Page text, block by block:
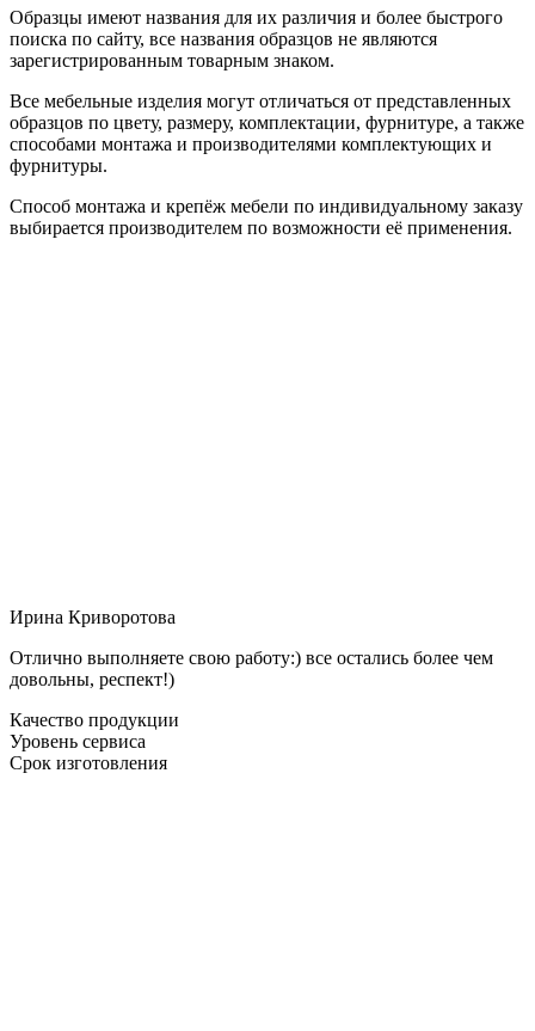
Образцы имеют названия для их различия и более быстрого
поиска по сайту, все названия образцов не являются
зарегистрированным товарным знаком.
Все мебельные изделия могут отличаться от представленных
образцов по цвету, размеру, комплектации, фурнитуре, а также
способами монтажа и производителями комплектующих и
фурнитуры.
Способ монтажа и крепёж мебели по индивидуальному заказу
выбирается производителем по возможности её применения.
Ирина Криворотова
Отлично выполняете свою работу:) все остались более чем
довольны, респект!)
Качество продукции
Уровень сервиса
Срок изготовления